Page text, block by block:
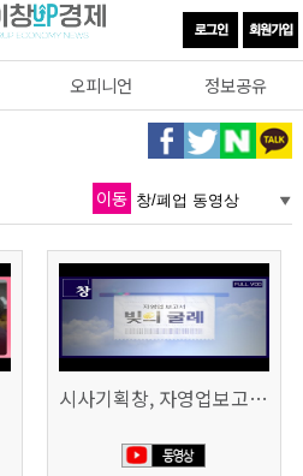
오피니언 정보공유
이동
시사기획창, 자영업보고서 빚의 굴레 507회 (KBS 25.6.10)